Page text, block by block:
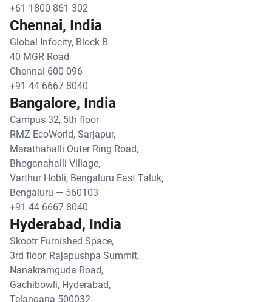
+61 1800 861 302
Chennai, India
Global Infocity, Block B
40 MGR Road
Chennai 600 096
+91 44 6667 8040
Bangalore, India
Campus 32, 5th floor
RMZ EcoWorld, Sarjapur,
Marathahalli Outer Ring Road,
Bhoganahalli Village,
Varthur Hobli, Bengaluru East Taluk,
Bengaluru — 560103
+91 44 6667 8040
Hyderabad, India
Skootr Furnished Space,
3rd floor, Rajapushpa Summit,
Nanakramguda Road,
Gachibowli, Hyderabad,
Telangana 500032